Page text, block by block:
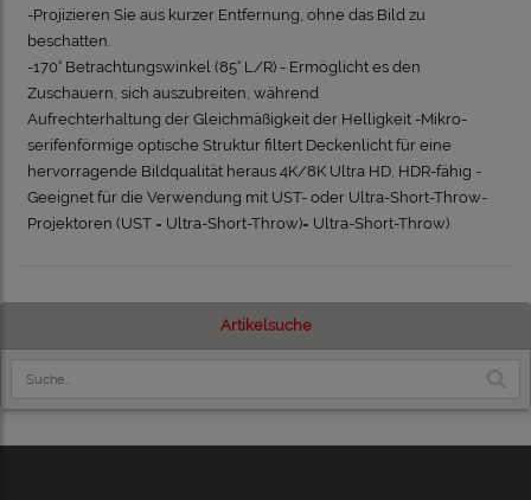
-Projizieren Sie aus kurzer Entfernung, ohne das Bild zu
beschatten.
-170° Betrachtungswinkel (85° L/R) - Ermöglicht es den
Zuschauern, sich auszubreiten, während
Aufrechterhaltung der Gleichmäßigkeit der Helligkeit -Mikro-
serifenförmige optische Struktur filtert Deckenlicht für eine
hervorragende Bildqualität heraus 4K/8K Ultra HD, HDR-fähig -
Geeignet für die Verwendung mit UST- oder Ultra-Short-Throw-
Projektoren (UST = Ultra-Short-Throw)= Ultra-Short-Throw)
Artikelsuche